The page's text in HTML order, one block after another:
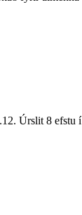
Úrslit 8 efstu í